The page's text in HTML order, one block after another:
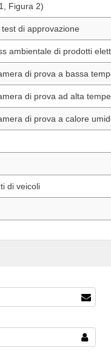
Figura 2)
di approvazione
ambientale di prodotti
di prova a bassa
di prova ad alta
di prova a calore
di veicoli